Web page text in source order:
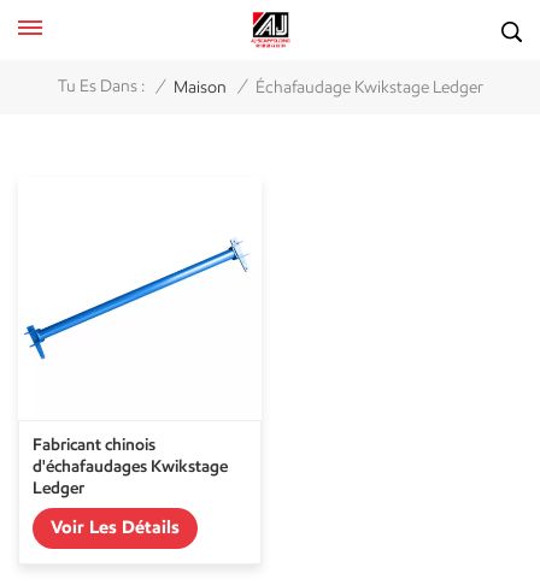
Tu Es Dans : / Maison / Échafaudage Kwikstage Ledger
Fabricant chinois
d'échafaudages Kwikstage
Ledger
Voir Les Détails